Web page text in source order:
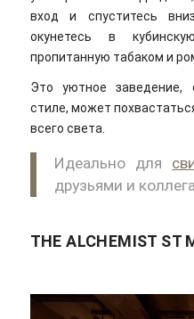
вход и спуститесь
окунетесь в
пропитанную табаком и
Это уютное заведение,
стиле, может
всего света.
Идеально для
друзьями и
THE ALCHEMIST ST